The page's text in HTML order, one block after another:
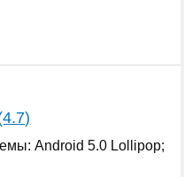
Android 5.0 Lollipop;